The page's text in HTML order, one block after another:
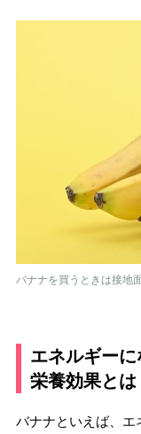
バナナを買うときは接地
エネルギー
栄養効果とは
バナナといえば、エ